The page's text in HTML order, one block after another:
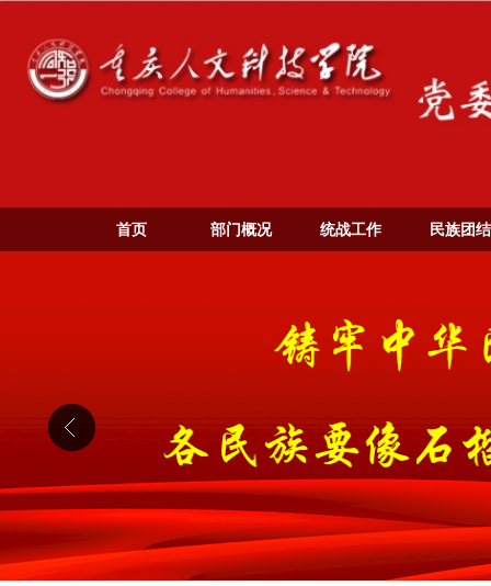
首页 部门概况 统战工作 民族团结